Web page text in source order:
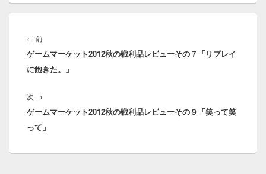
稿
ナ
ビ
ゲ
シ
ョ
ン
← 前前
の
投
ゲームマーケット2012秋の戦利品レビューその７「リプレイ
に飽きた。」
次 →
の
投
ゲームマーケット2012秋の戦利品レビューその９「笑って笑
って」